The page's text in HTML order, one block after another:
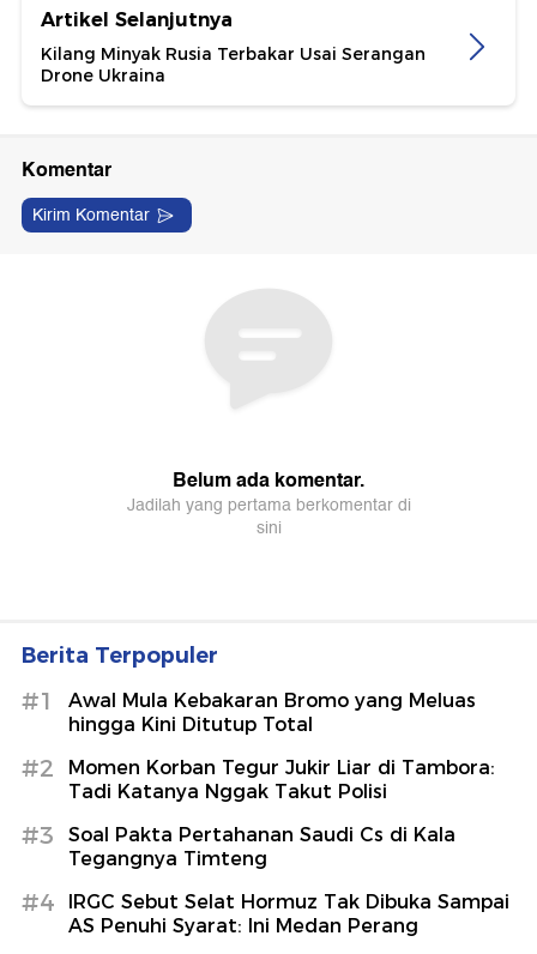
Artikel Selanjutnya
Kilang Minyak Rusia Terbakar Usai Serangan
Drone Ukraina
Berita Terpopuler
#1
Awal Mula Kebakaran Bromo yang Meluas
hingga Kini Ditutup Total
#2
Momen Korban Tegur Jukir Liar di Tambora:
Tadi Katanya Nggak Takut Polisi
#3
Soal Pakta Pertahanan Saudi Cs di Kala
Tegangnya Timteng
#4
IRGC Sebut Selat Hormuz Tak Dibuka Sampai
AS Penuhi Syarat: Ini Medan Perang